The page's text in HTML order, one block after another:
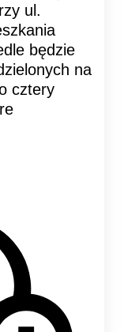
ul.
będzie
na
cztery